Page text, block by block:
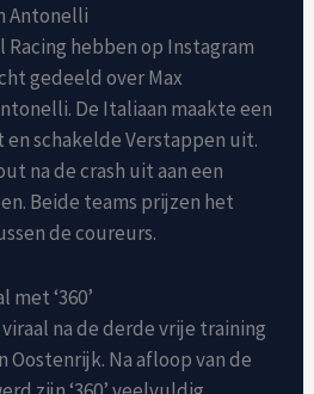
Antonelli
Racing hebben op Instagram
gedeeld over Max
De Italiaan maakte een
schakelde Verstappen uit.
na de crash uit aan een
Beide teams prijzen het
de coureurs.
‘360’
na de derde vrije training
Oostenrijk. Na afloop van de